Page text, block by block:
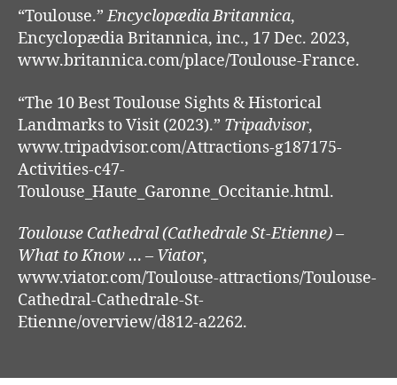
“Toulouse.”Encyclopædia Britannica,
Encyclopædia Britannica, inc., 17 Dec. 2023,
www.britannica.com/place/Toulouse-France.
“The 10 Best Toulouse Sights & Historical
Landmarks to Visit (2023).” Tripadvisor,
www.tripadvisor.com/Attractions-g187175-
Activities-c47-
Toulouse_Haute_Garonne_Occitanie.html.
Toulouse Cathedral (Cathedrale St-Etienne) –
What to Know … – Viator,
www.viator.com/Toulouse-attractions/Toulouse-
Cathedral-Cathedrale-St-
Etienne/overview/d812-a2262.